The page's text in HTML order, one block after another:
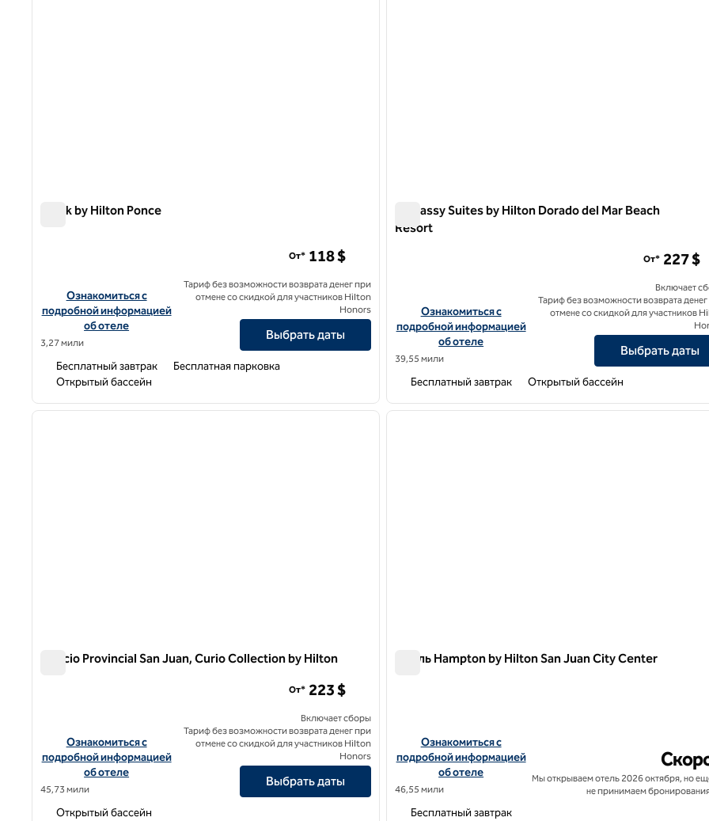
Spark by Hilton Ponce
Посмотреть информацию об отеле Spark by Hilton Ponce
Ознакомиться с
подробной информацией
об отеле
3,27 мили
От* 118 $
Тариф без возможности возврата денег при
отмене со скидкой для участников Hilton
Honors
Выбрать даты
Бесплатный завтрак
Бесплатная парковка
Открытый бассейн
Embassy Suites by Hilton Dorado del Mar Beach
Resort
Посмотреть информацию об отеле Embassy Suites by
Ознакомиться с
подробной информацией
об отеле
39,55 мили
От* 227 $
Включает
Тариф без возможности возврата
отмене со скидкой для участников
Выбрать даты
Бесплатный завтрак Открытый бассейн
1 из 12
следующее изображение
Palacio Provincial San Juan, Curio Collection by Hilton
Посмотреть информацию об отеле Palacio Provincial San Juan, Curio Collection by Hilton
Ознакомиться с
подробной информацией
об отеле
45,73 мили
От* 223 $
Включает сборы
Тариф без возможности возврата денег при
отмене со скидкой для участников Hilton
Honors
Выбрать даты
Открытый бассейн
1 из 12
Отель Hampton by Hilton San Juan City Center
Посмотреть информацию об отеле Hampton by Hilton
Ознакомиться с
подробной информацией
об отеле
46,55 мили
Мы открываем отель 2026 октября, но
не принимаем
Бесплатный завтрак